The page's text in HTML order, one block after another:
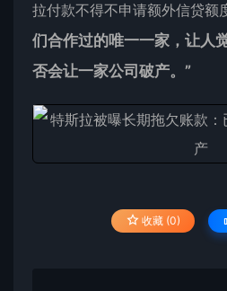
拉付款不得不申请额外信贷额
们合作过的唯一一家，让人
否会让一家公司破产。”
收藏 (0)